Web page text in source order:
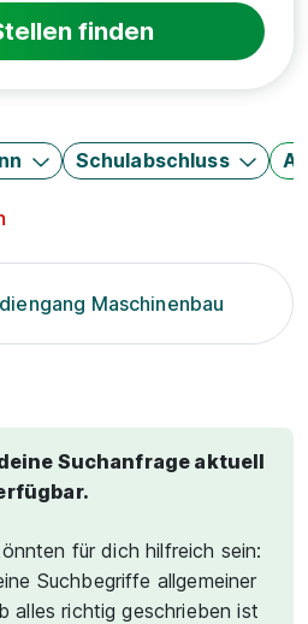
finden
Schulabschluss
Maschinenbau
Suchanfrage aktuell
für dich hilfreich sein:
Suchbegriffe allgemeiner
alles richtig geschrieben ist